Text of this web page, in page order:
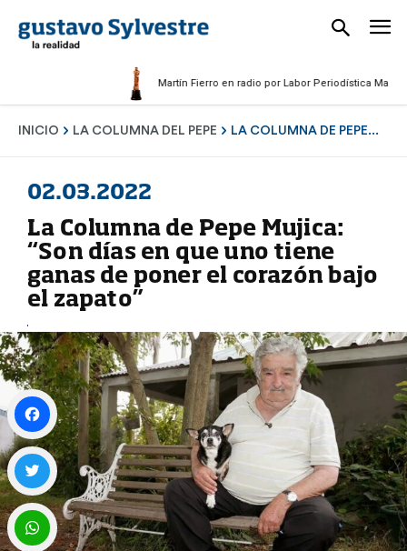
Martín Fierro en radio por Labor Periodística Masculina
INICIO LA COLUMNA DEL PEPE LA COLUMNA DE PEPE...
02.03.2022
La Columna de Pepe Mujica:
“Son días en que uno tiene
ganas de poner el corazón bajo
el zapato”
Facebook
Twitter